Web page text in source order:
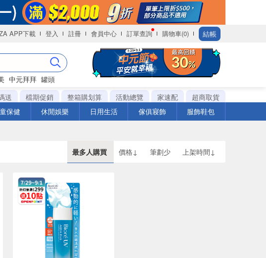
APP下載 登入 註冊 會員中心 訂單查詢 購物車(0) 結帳
中元拜拜 罐頭
送 檔期促銷 整箱購划算 活動總覽 家速配
超商取貨
保健 休閒娛樂 日用生活 傢俱寢飾 服飾鞋包
最多人購買 價格↓ 筆劃少 上架時間↓